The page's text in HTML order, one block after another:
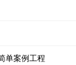
单案例工程